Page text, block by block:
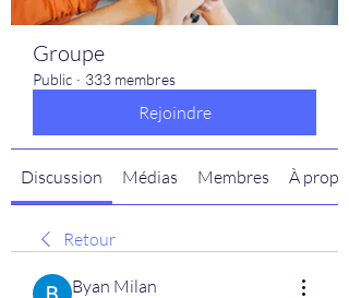
Groupe
Public · 333 membres
Rejoindre
Discussion Médias Membres À propos
Retour
Byan Milan